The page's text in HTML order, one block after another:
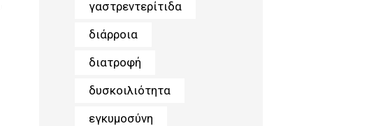
γαστρεντερίτιδα
διάρροια
διατροφή
δυσκοιλιότητα
εγκυμοσύνη